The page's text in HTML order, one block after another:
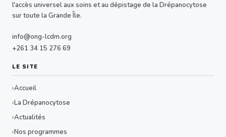
l'accès universel aux soins et au dépistage de la Drépanocytose
sur toute la Grande Île.
info@ong-lcdm.org
+261 34 15 276 69
LE SITE
Accueil
La Drépanocytose
Actualités
Nos programmes